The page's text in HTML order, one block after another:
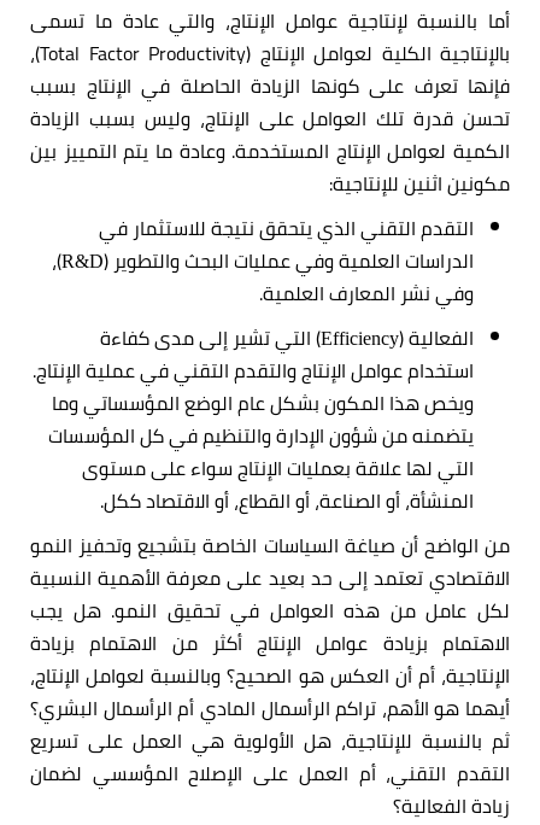
أما بالنسبة لإنتاجية عوامل الإنتاج، والتي عادة ما تسمى
بالإنتاجية الكلية لعوامل الإنتاج (Total Factor Productivity)،
فإنها تعرف على كونها الزيادة الحاصلة في الإنتاج بسبب
تحسن قدرة تلك العوامل على الإنتاج، وليس بسبب الزيادة
الكمية لعوامل الإنتاج المستخدمة. وعادة ما يتم التمييز بين
مكونين اثنين للإنتاجية:
التقدم التقني الذي يتحقق نتيجة للاستثمار في
الدراسات العلمية وفي عمليات البحث والتطوير (R&D)،
وفي نشر المعارف العلمية.
الفعالية (Efficiency) التي تشير إلى مدى كفاءة
استخدام عوامل الإنتاج والتقدم التقني في عملية الإنتاج.
ويخص هذا المكون بشكل عام الوضع المؤسساتي وما
يتضمنه من شؤون الإدارة والتنظيم في كل المؤسسات
التي لها علاقة بعمليات الإنتاج سواء على مستوى
المنشأة، أو الصناعة، أو القطاع، أو الاقتصاد ككل.
من الواضح أن صياغة السياسات الخاصة بتشجيع وتحفيز النمو
الاقتصادي تعتمد إلى حد بعيد على معرفة الأهمية النسبية
لكل عامل من هذه العوامل في تحقيق النمو. هل يجب
الاهتمام بزيادة عوامل الإنتاج أكثر من الاهتمام بزيادة
الإنتاجية، أم أن العكس هو الصحيح؟ وبالنسبة لعوامل الإنتاج،
أيهما هو الأهم، تراكم الرأسمال المادي أم الرأسمال البشري؟
ثم بالنسبة للإنتاجية، هل الأولوية هي العمل على تسريع
التقدم التقني، أم العمل على الإصلاح المؤسسي لضمان
زيادة الفعالية؟